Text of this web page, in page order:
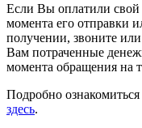
Если Вы оплатили свой
момента его отправки
получении, звоните
Вам потраченные
момента обращения на
Подробно
здесь.